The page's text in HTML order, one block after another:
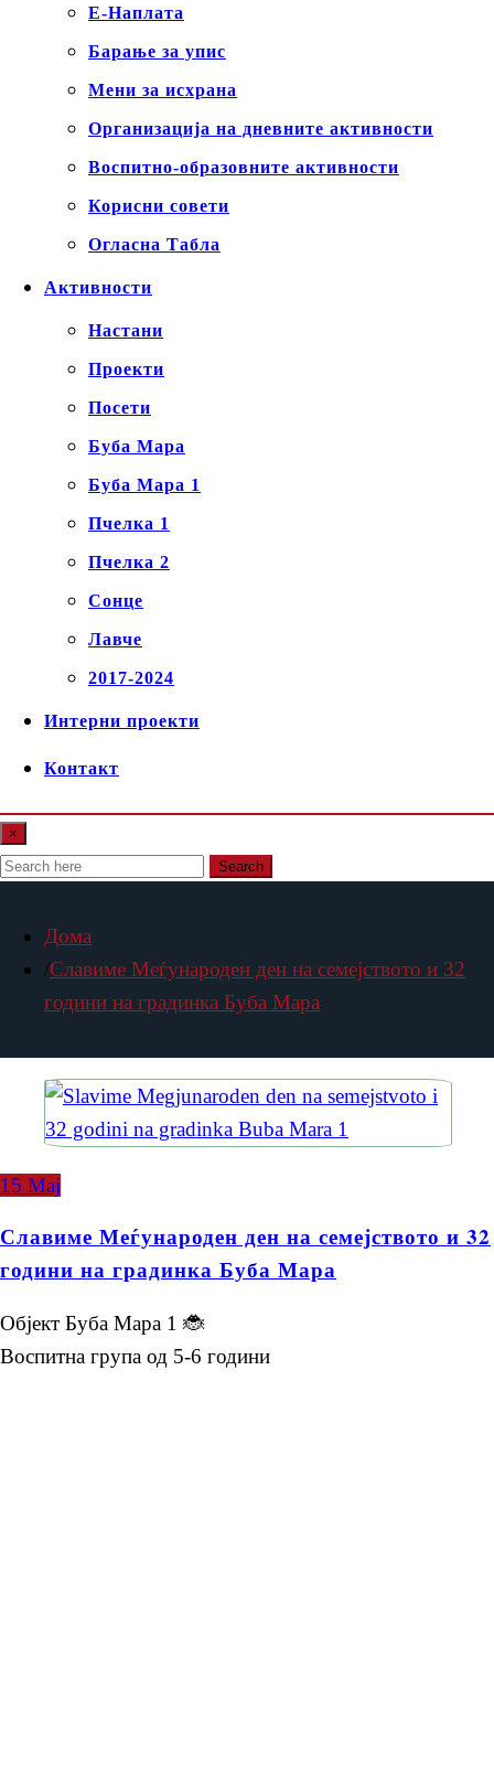
Е-Наплата
Барање за упис
Мени за исхрана
Организација на дневните активности
Воспитно-образовните активности
Корисни совети
Огласна Табла
Активности
Настани
Проекти
Посети
Буба Мара
Буба Мара 1
Пчелка 1
Пчелка 2
Сонце
Лавче
2017-2024
Интерни проекти
Контакт
×
Search
Дома
Славиме Меѓународен ден на семејството и 32
години на градинка Буба Мара
15 Мај
Славиме Меѓународен ден на семејството и 32
години на градинка Буба Мара
Објект Буба Мара 1 🐞
Воспитна група од 5-6 години